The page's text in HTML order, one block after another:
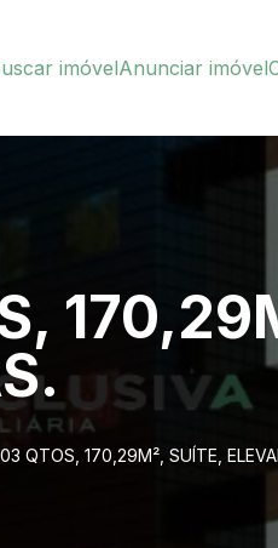
imóvelAnunciar imóvel
QTOS, 170,29M², SUÍTE,